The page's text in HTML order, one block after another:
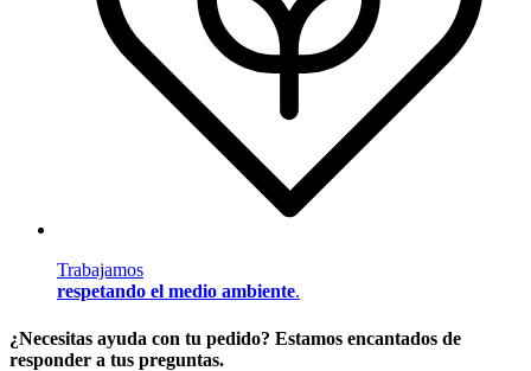
Trabajamos
respetando el medio ambiente.
¿Necesitas ayuda con tu pedido? Estamos encantados de
responder a tus preguntas.